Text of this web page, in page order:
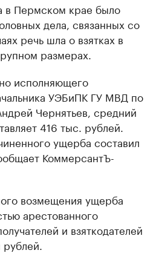
в Пермском крае было
дела, связанных со
речь шла о взятках в
размерах.
исполняющего
УЭБиПК ГУ МВД по
Чернятьев, средний
416 тыс. рублей.
ущерба составил
КоммерсантЪ-
возмещения ущерба
арестованного
и взяткодателей